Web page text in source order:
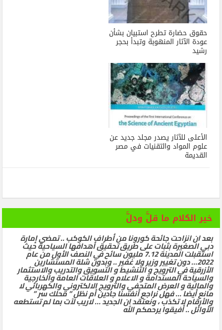
حقوق حضارة تطرح استبيان بشأن
عودة الآثار المنهوبة وتبدأ بحجر
رشيد
الأعلى للآثار يصدر مجلد جديد عن
علوم المواد والتقنيات في مصر
القديمة
خير الكلام ما قلَّ ودلَّ
بعد ان انزاحت جائحة كورونا من أطراف الكوكب .. تمضي إمارة
دبي الصغيرة بثبات على طريق تحقيق أهدافها السياحية حيث
استقبلت المدينة 7.12 مليون سائح في النصف الأول من عام
2022… دون تغيير وزير ولا غفير .. وبدون شلة المستشارين
الأزرقية في الترويج و التنشيط و التسويق والتدريب والاستثمار
والسياحة المستدامة و الاعلام و العلاقات العامة والخارجية
والمالية و العرض المتحفي والترويج الالكتروني والكهربائي لا
مانع أيضا … فهل نراجع أنفسنا جادين أم نظل ” محلك سر ”
والأرقام لا تكذب ، ونعتقد ان الجديد … لاريب لآت بما لم تستطعه
الأوائل .. أفيقوا يرحمكم الله